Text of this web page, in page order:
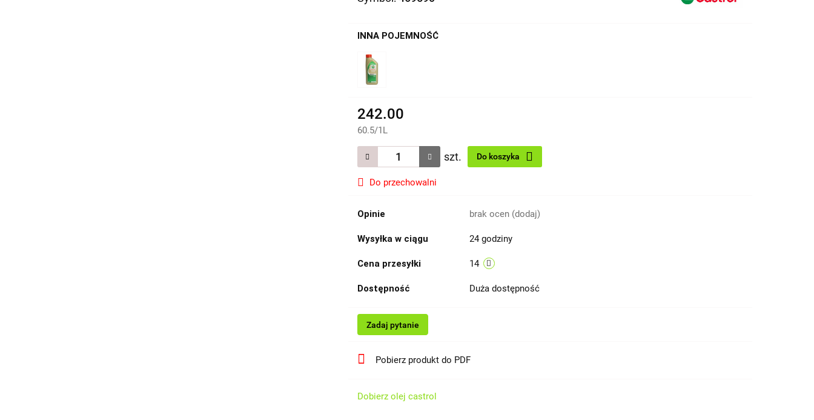
INNA POJEMNOŚĆ
242.00
60.5/1L
szt. Do koszyka
Do przechowalni
Opinie brak ocen (dodaj)
Wysyłka w ciągu 24 godziny
Cena przesyłki 14
Dostępność Duża dostępność
Zadaj pytanie
Pobierz produkt do PDF
Dobierz olej castrol